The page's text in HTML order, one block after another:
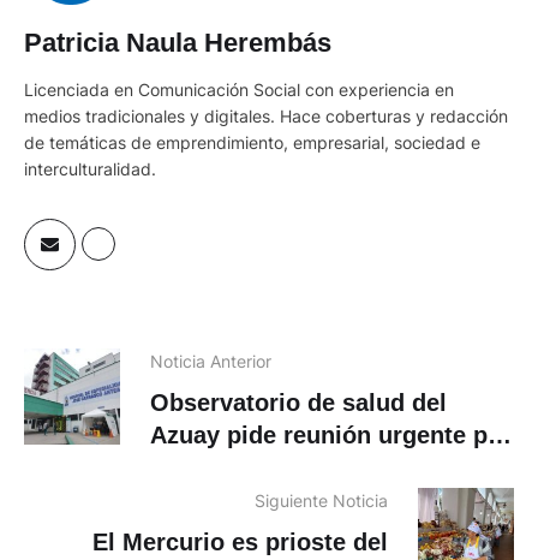
Patricia Naula Herembás
Licenciada en Comunicación Social con experiencia en
medios tradicionales y digitales. Hace coberturas y redacción
de temáticas de emprendimiento, empresarial, sociedad e
interculturalidad.
Noticia Anterior
Observatorio de salud del
Azuay pide reunión urgente por
Siguiente Noticia
El Mercurio es prioste del